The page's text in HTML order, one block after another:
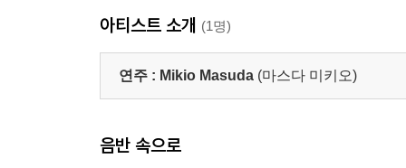
아티스트 소개 (1명)
연주 : Mikio Masuda (마스다 미키오)
음반 속으로